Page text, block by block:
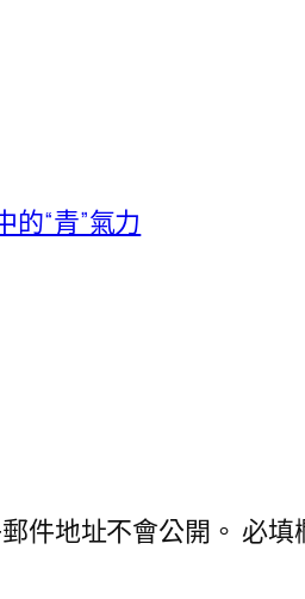
的“青”氣力
件地址不會公開。 必填